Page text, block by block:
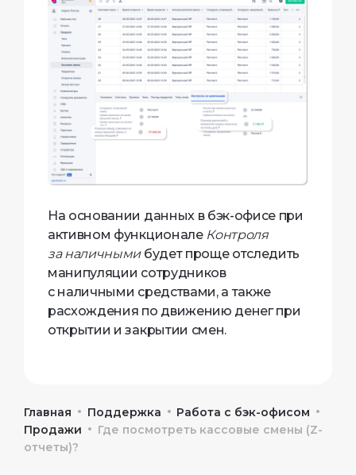
На основании данных в бэк-офисе при
активном функционале Контроля
за наличнымибудет проще отследить
манипуляции сотрудников
с наличными средствами, а также
расхождения по движению денег при
открытии и закрытии смен.
Главная • Поддержка • Работа с бэк-офисом •
Продажи • Где посмотреть кассовые смены (Z-
отчеты)?